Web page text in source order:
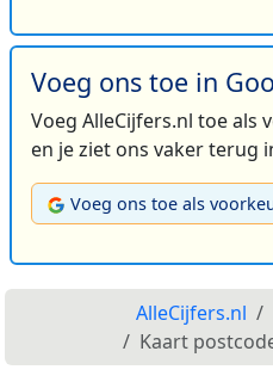
Voeg ons toe in
Voeg AlleCijfers.nl toe als
en je ziet ons vaker terug
Voeg ons toe als
AlleCijfers.nl
Kaart